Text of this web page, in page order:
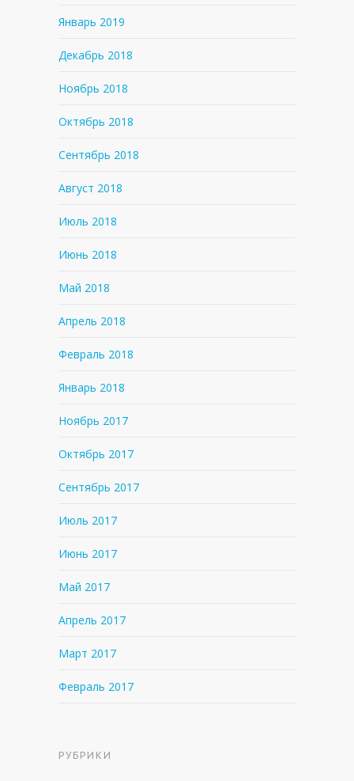
Январь 2019
Декабрь 2018
Ноябрь 2018
Октябрь 2018
Сентябрь 2018
Август 2018
Июль 2018
Июнь 2018
Май 2018
Апрель 2018
Февраль 2018
Январь 2018
Ноябрь 2017
Октябрь 2017
Сентябрь 2017
Июль 2017
Июнь 2017
Май 2017
Апрель 2017
Март 2017
Февраль 2017
РУБРИКИ